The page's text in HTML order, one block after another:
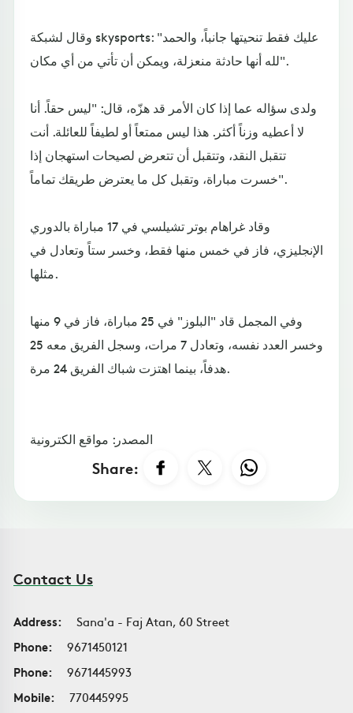
وقال لشبكة skysports: "عليك فقط تنحيتها جانباً، والحمد
لله أنها حادثة منعزلة، ويمكن أن تأتي من أي مكان".
ولدى سؤاله عما إذا كان الأمر قد هزّه، قال: "ليس حقاً. أنا
لا أعطيه وزناً أكثر. هذا ليس ممتعاً أو لطيفاً للعائلة. أنت
تتقبل النقد، وتتقبل أن تتعرض لصيحات استهجان إذا
خسرت مباراة، وتقبل كل ما يعترض طريقك تماماً".
وقاد غراهام بوتر تشيلسي في 17 مباراة بالدوري
الإنجليزي، فاز في خمس منها فقط، وخسر ستاً وتعادل في
مثلها.
وفي المجمل قاد "البلوز" في 25 مباراة، فاز في 9 منها
وخسر العدد نفسه، وتعادل 7 مرات، وسجل الفريق معه 25
هدفاً، بينما اهتزت شباك الفريق 24 مرة.
المصدر: مواقع الكترونية
Share:
Contact Us
Address:
Sana'a - Faj Atan, 60 Street
Phone:
9671450121
Phone:
9671445993
Mobile:
770445995